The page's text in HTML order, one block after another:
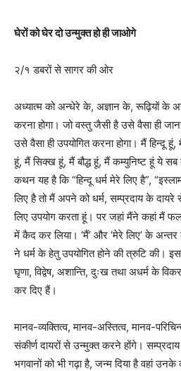
घेरों को घेर दो उन्मुक्त हो ही जाओगे
२/१ डबरों से सागर की ओर
अध्यात्म को अन्धेरे के, अज्ञान के, रूढ़ियों के
करना होगा। जो वस्तु जैसी है उसे वैसा ही
उसे वैसा ही उपयोगित करना होगा। मैं हिन्दू
हूं, मैं सिक्ख हूं, मैं बौद्ध हूं, मैं कम्युनिष्ट हूं ये
कथन यह है कि “हिन्दू धर्म मेरे लिए है”,
लिए है तो मैं अपने को धर्म, सम्प्रदाय के दायरे
लिए उपयोग करता हूं। पर जहां मैंने कहां मैं
में कैद कर लिया। ‘मैं’ और ‘मेरे लिए’ के
ने धर्म के हेतु उपयोगित होने की त्रुटि की।
घृणा, विद्वेष, अशान्ति, दुःख तथा अधर्म के
कर दिए हैं।
मानव-व्यक्तित्व, मानव-अस्तित्व, मानव-
संकीर्ण दायरों से उन्मुक्त करने होंगे।
भगवानों को भी गढ़ा है, जन्म दिया है वहां उनके